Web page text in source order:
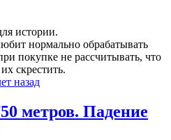
истории.
нормально обрабатывать
покупке не рассчитывать, что
скрестить.
назад
метров. Падение